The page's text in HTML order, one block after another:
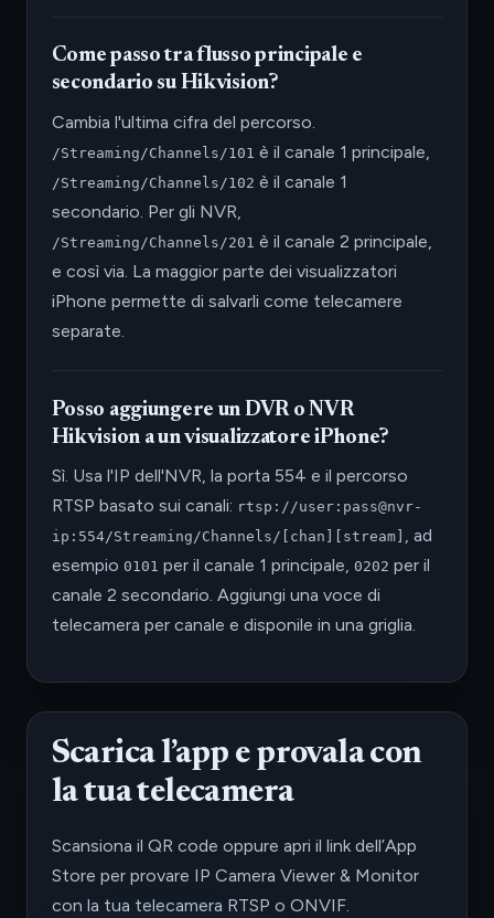
Come passo tra flusso principale e
secondario su Hikvision?
Cambia l'ultima cifra del percorso.
/Streaming/Channels/101 è il canale 1 principale,
/Streaming/Channels/102 è il canale 1
secondario. Per gli NVR,
/Streaming/Channels/201 è il canale 2 principale,
e così via. La maggior parte dei visualizzatori
iPhone permette di salvarli come telecamere
separate.
Posso aggiungere un DVR o NVR
Hikvision a un visualizzatore iPhone?
Sì. Usa l'IP dell'NVR, la porta 554 e il percorso
RTSP basato sui canali: rtsp://user:pass@nvr-
ip:554/Streaming/Channels/[chan][stream] , ad
esempio 0101 per il canale 1 principale, 0202 per il
canale 2 secondario. Aggiungi una voce di
telecamera per canale e disponile in una griglia.
Scarica l’app e provala con
la tua telecamera
Scansiona il QR code oppure apri il link dell’App
Store per provare IP Camera Viewer & Monitor
con la tua telecamera RTSP o ONVIF.